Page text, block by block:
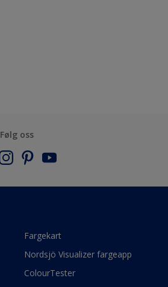
Følg oss
Fargekart
Nordsjö Visualizer fargeapp
ColourTester